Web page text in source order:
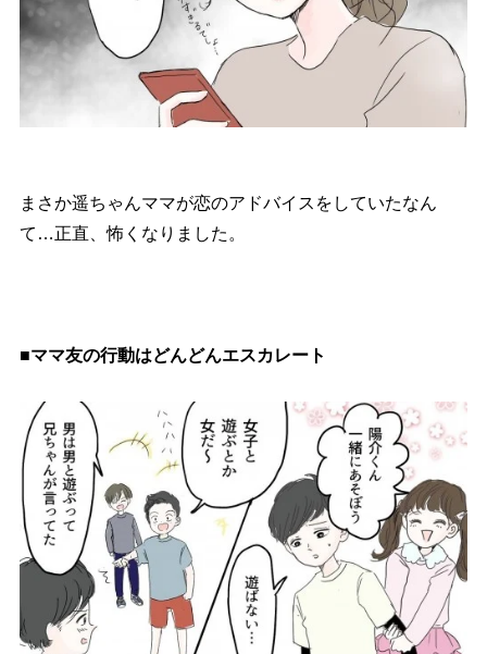
まさか遥ちゃんママが恋のアドバイスをしていたなん
て…正直、怖くなりました。
■ママ友の行動はどんどんエスカレート